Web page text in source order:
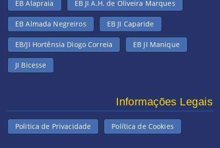
EB Alapraia EB JI A.H. de Oliveira Marques
EB Almada Negreiros EB JI Caparide
EB/JI Hortênsia Diogo Correia EB JI Manique
JI Bicesse
Informações Legais
Politica de Privacidade Política de Cookies